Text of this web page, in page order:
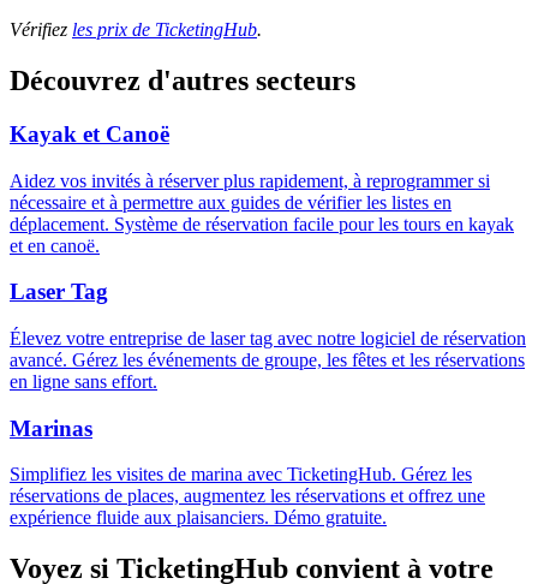
Vérifiez les prix de TicketingHub.
Découvrez d'autres secteurs
Kayak et Canoë
Aidez vos invités à réserver plus rapidement, à reprogrammer si
nécessaire et à permettre aux guides de vérifier les listes en
déplacement. Système de réservation facile pour les tours en kayak
et en canoë.
Laser Tag
Élevez votre entreprise de laser tag avec notre logiciel de réservation
avancé. Gérez les événements de groupe, les fêtes et les réservations
en ligne sans effort.
Marinas
Simplifiez les visites de marina avec TicketingHub. Gérez les
réservations de places, augmentez les réservations et offrez une
expérience fluide aux plaisanciers. Démo gratuite.
Voyez si TicketingHub convient à votre